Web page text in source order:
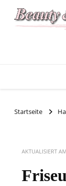
Startseite
AKTUALISIERT AM